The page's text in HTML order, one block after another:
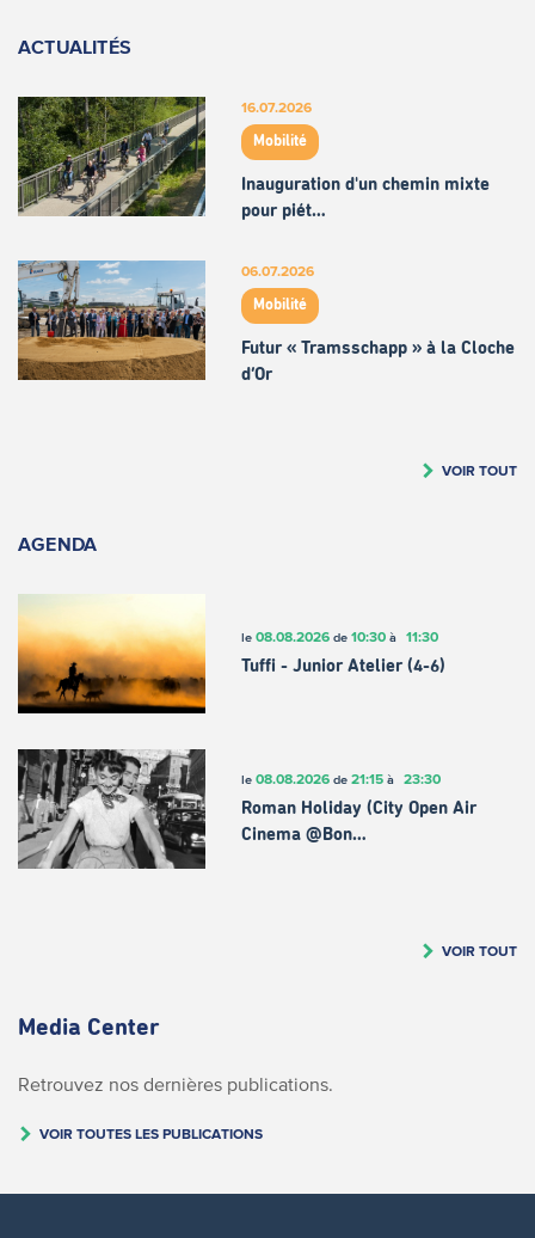
ACTUALITÉS
16.07.2026
Mobilité
Inauguration d'un chemin mixte
pour piét…
06.07.2026
Mobilité
Futur « Tramsschapp » à la Cloche
d’Or
VOIR TOUT
AGENDA
le 08.08.2026de 10:30à 11:30
Tuffi - Junior Atelier (4-6)
le 08.08.2026de 21:15à 23:30
Roman Holiday (City Open Air
Cinema @Bon…
VOIR TOUT
Media Center
Retrouvez nos dernières publications.
VOIR TOUTES LES PUBLICATIONS